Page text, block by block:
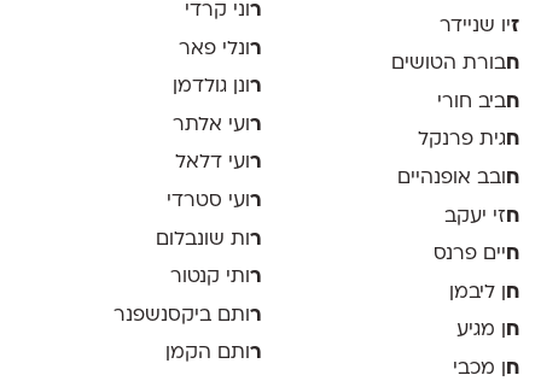
זיו שניידר
חבורת הטושים
חביב חורי
חגית פרנקל
ח ובב אופנהיים
חזי יעקב
חיים פרנס
ח
ן ליבמן
ח ן מגיע
ח
ן מכבי
ר וני קרדי
ר ונלי פאר
רונן גולדמן
ר ועי אלתר
רועי דלאל
ר ועי סטרדי
ר ות שונבלום
רותי קנטור
ר ותם ביקסנשפנר
רותם הקמן